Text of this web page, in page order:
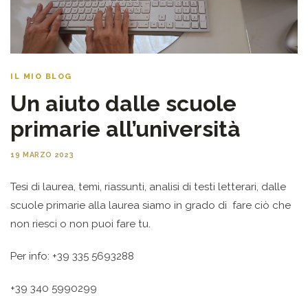
IL MIO BLOG
Un aiuto dalle scuole
primarie all’università
19 MARZO 2023
Tesi di laurea, temi, riassunti, analisi di testi letterari, dalle
scuole primarie alla laurea siamo in grado di fare ciò che
non riesci o non puoi fare tu.
Per info: +39 335 5693288
+39 340 5990299